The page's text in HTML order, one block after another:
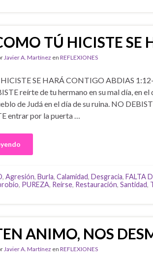
TÚ HICISTE SE
Javier A. Martínez en REFLEXIONES
SE HARÁ CONTIGO ABDIAS 1:12-
reírte de tu hermano en su mal día, en
de Judá en el día de su ruina. NO
entrar por la puerta …
, Agresión, Burla, Calamidad, Desgracia, FALTA
, PUREZA, Reírse, Restauración, Santidad,
ANIMO, NOS
Javier A. Martínez en REFLEXIONES